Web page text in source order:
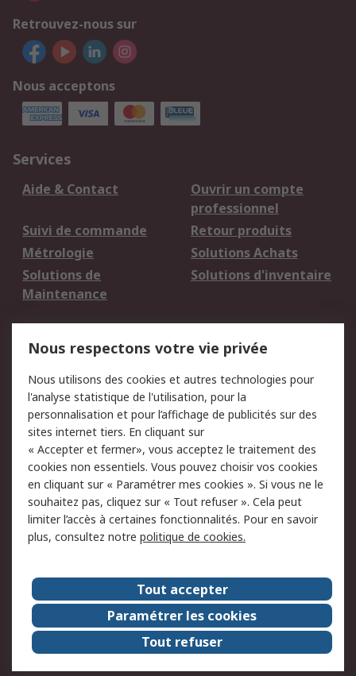
Retrouvez-nous sur
Nous acceptons
Services
Aide & Contact
Ouvrir un compte
professionnel
Suivi de commande
Retour produits
Métrologie
Solutions Achats
Solutions de
Maintenance
Solutions d'inventaire
du site
Politique de protection
des données - Mise à
jour
Sécurité des E-mails
Conditions générales
de vente
Politique anti-
corruption
Campagnes marketing
A propos de RS
A propos de RS France
Evénements
Le groupe RS Group Plc
Presse
RS dans le monde
Démarche RSE
Nous rejoindre
RS Particuliers
Nous respectons votre vie privée
Nous utilisons des cookies et autres technologies pour
l'analyse statistique de l'utilisation, pour la
personnalisation et pour l’affichage de publicités sur des
sites internet tiers. En cliquant sur
« Accepter et fermer», vous acceptez le traitement des
cookies non essentiels. Vous pouvez choisir vos cookies
en cliquant sur « Paramétrer mes cookies ». Si vous ne le
souhaitez pas, cliquez sur « Tout refuser ». Cela peut
limiter l’accès à certaines fonctionnalités. Pour en savoir
plus, consultez notre politique de cookies.
Tout accepter
Paramétrer les cookies
Tout refuser